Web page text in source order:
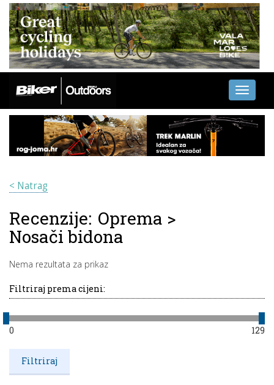
Toggle
< Natrag
Recenzije: Oprema >
Nosači bidona
Nema rezultata za prikaz
Filtriraj prema cijeni:
0 129